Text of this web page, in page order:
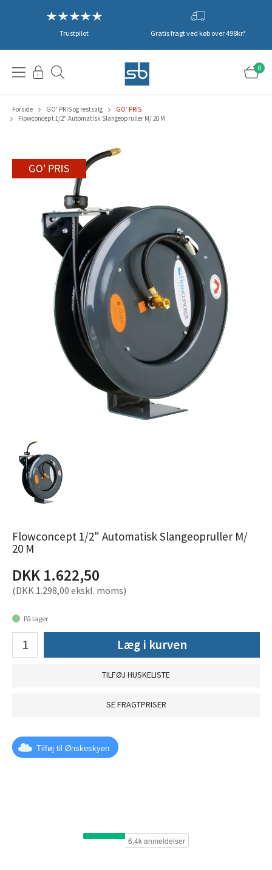
Trustpilot Gratis fragt ved køb over 498kr.*
0
Forside GO' PRIS og restsalg
GO’ PRIS
Flowconcept 1/2" Automatisk Slangeopruller M/ 20 M
Flowconcept 1/2" Automatisk Slangeopruller M/
20 M
DKK 1.622,50
(DKK 1.298,00 ekskl. moms)
På lager
Læg i kurven
TILFØJ HUSKELISTE
SE FRAGTPRISER
Tilføj til Ønskeskyen